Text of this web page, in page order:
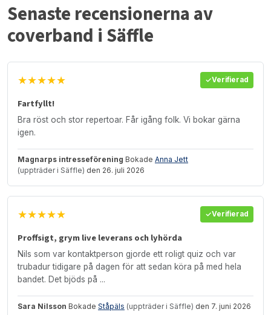
Senaste recensionerna av
coverband i Säffle
★★★★★ Verifierad
Fartfyllt!
Bra röst och stor repertoar. Får igång folk. Vi bokar gärna
igen.
Magnarps intresseförening Bokade Anna Jett
(uppträder i Säffle) den 26. juli 2026
★★★★★ Verifierad
Proffsigt, grym live leverans och lyhörda
Nils som var kontaktperson gjorde ett roligt quiz och var
trubadur tidigare på dagen för att sedan köra på med hela
bandet. Det bjöds på ...
Sara Nilsson Bokade Ståpäls (uppträder i Säffle) den 7. juni 2026